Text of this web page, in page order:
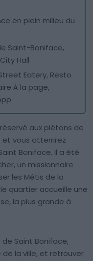
en plein milieu du
Saint-Boniface,
Hall
Eatery, Resto
À la page,
aux piétons de
et vous atterrirez
Boniface. Il a été
un missionnaire
les Métis de la
le quartier accueille une
la plus grande à
Saint Boniface,
la ville, et retrouver